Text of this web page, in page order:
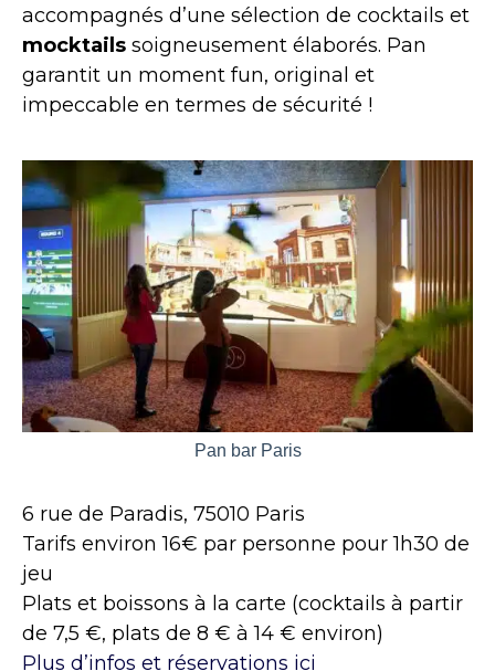
accompagnés d’une sélection de cocktails et
mocktails soigneusement élaborés. Pan
garantit un moment fun, original et
impeccable en termes de sécurité !
Pan bar Paris
6 rue de Paradis, 75010 Paris
Tarifs environ 16€ par personne pour 1h30 de
jeu
Plats et boissons à la carte (cocktails à partir
de 7,5 €, plats de 8 € à 14 € environ)
Plus d’infos et réservations ici